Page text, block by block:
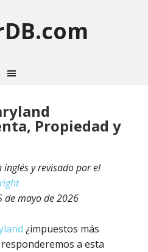
Propiedad y
y revisado por el
de mayo de 2026
¿impuestos más
a esta